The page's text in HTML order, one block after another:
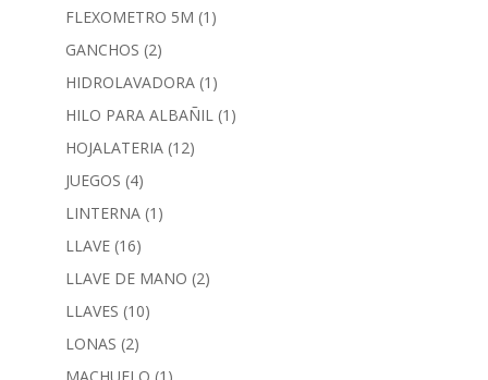
FLEXOMETRO 5M (1)
GANCHOS (2)
HIDROLAVADORA (1)
HILO PARA ALBAÑIL (1)
HOJALATERIA (12)
JUEGOS (4)
LINTERNA (1)
LLAVE (16)
LLAVE DE MANO (2)
LLAVES (10)
LONAS (2)
MACHUELO (1)